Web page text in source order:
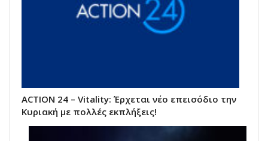
ACTION 24 – Vitality: Έρχεται νέο επεισόδιο την
Κυριακή με πολλές εκπλήξεις!